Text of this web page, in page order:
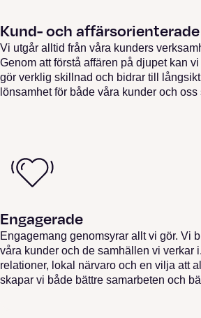
Kund- och affärsorienterade
Vi utgår alltid från våra kunders
Genom att förstå affären på djupet kan
gör verklig skillnad och bidrar till
lönsamhet för både våra kunder och oss
Engagerade
Engagemang genomsyrar allt vi gör. Vi
våra kunder och de samhällen vi verkar
relationer, lokal närvaro och en vilja att
skapar vi både bättre samarbeten och